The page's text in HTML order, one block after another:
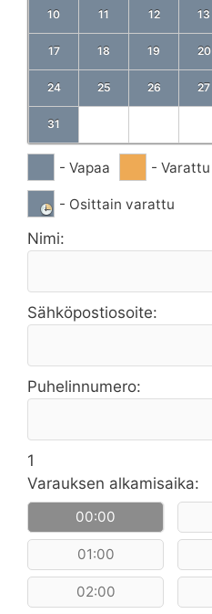
10 11 12 13
17 18 19 20
24 25 26 27
31
- Vapaa - Varattu
- Osittain varattu
Nimi:
Sähköpostiosoite:
Puhelinnumero:
1
Varauksen alkamisaika:
00:00
01:00
02:00